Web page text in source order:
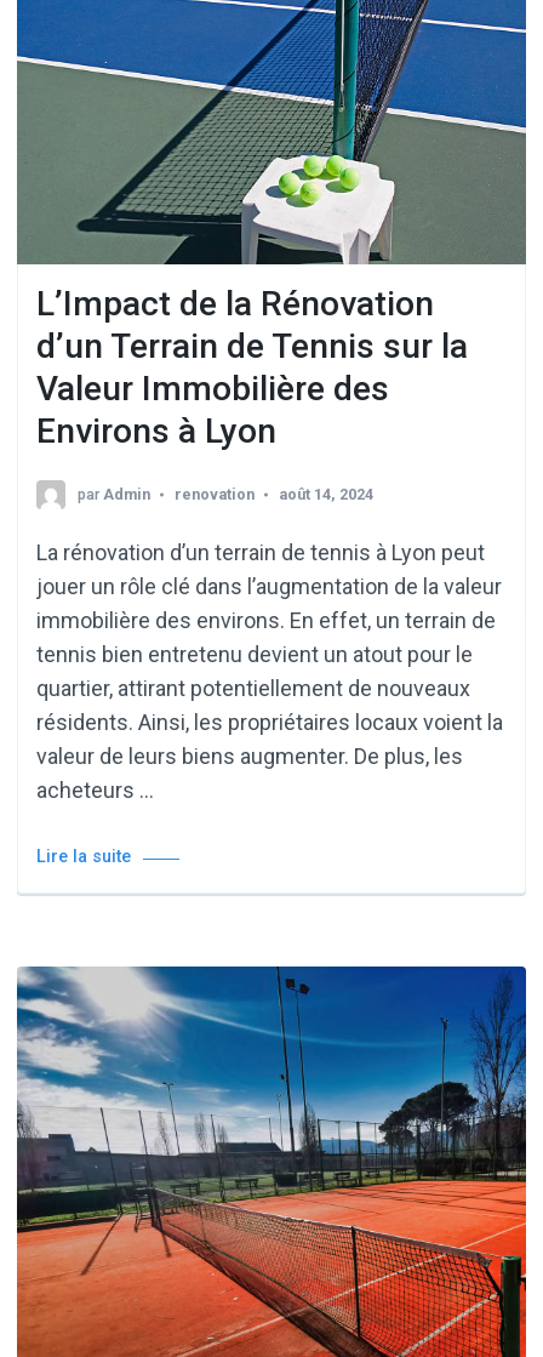
L’Impact de la Rénovation
d’un Terrain de Tennis sur la
Valeur Immobilière des
Environs à Lyon
par Admin renovation août 14, 2024
La rénovation d’un terrain de tennis à Lyon peut
jouer un rôle clé dans l’augmentation de la valeur
immobilière des environs. En effet, un terrain de
tennis bien entretenu devient un atout pour le
quartier, attirant potentiellement de nouveaux
résidents. Ainsi, les propriétaires locaux voient la
valeur de leurs biens augmenter. De plus, les
acheteurs …
Lire la suite